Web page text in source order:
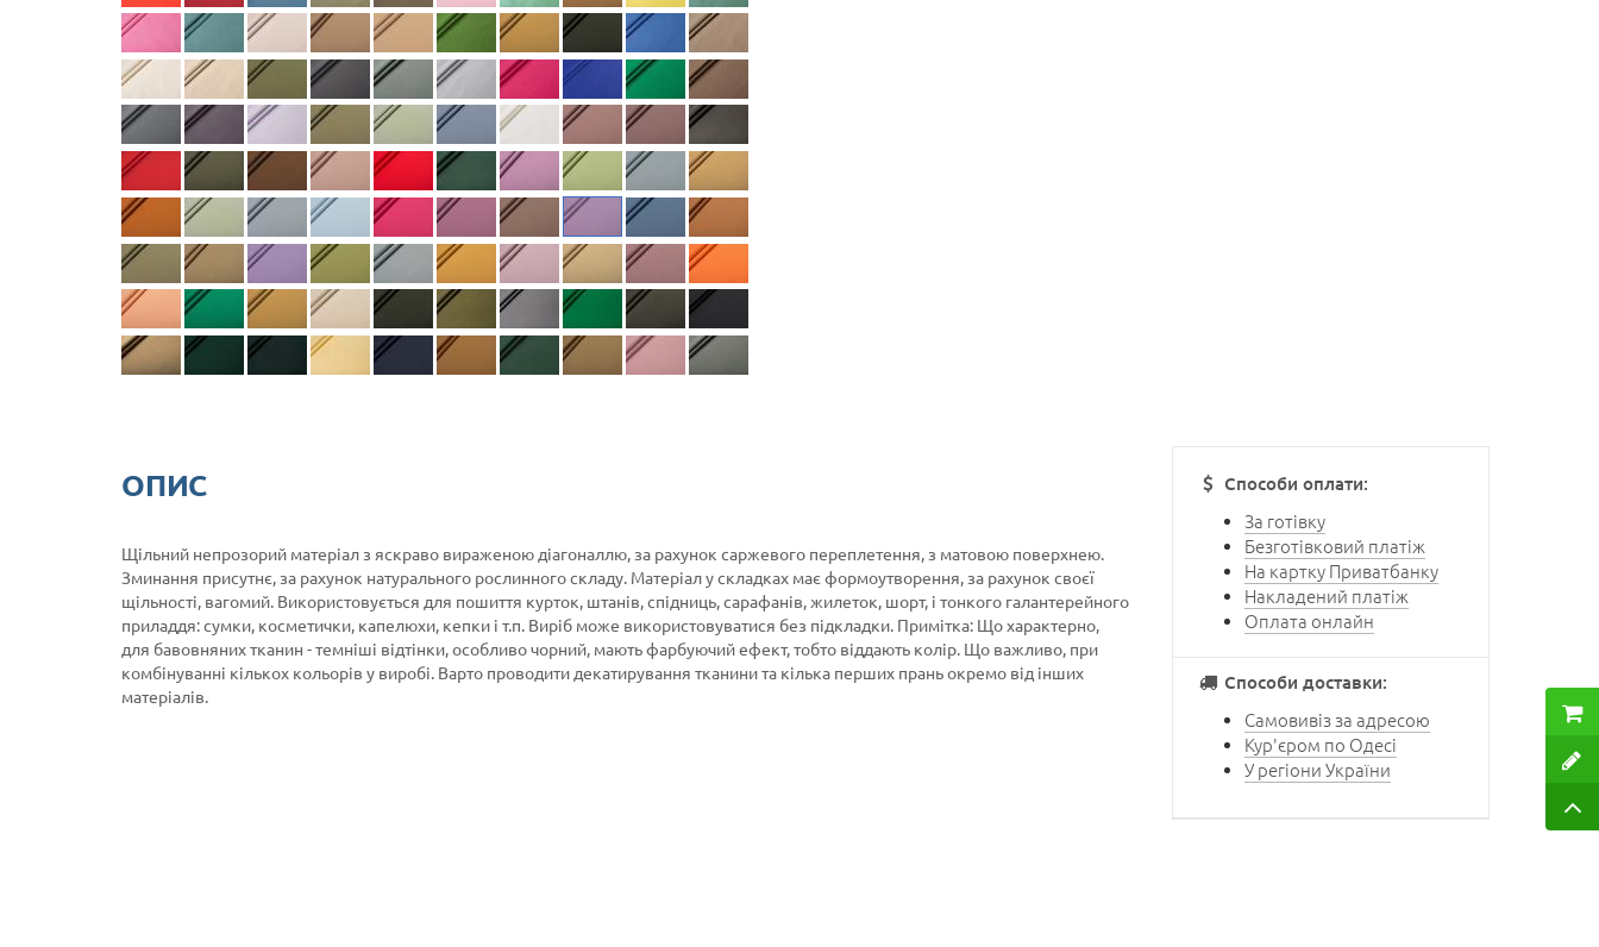
ОПИС
Щільний непрозорий матеріал з яскраво вираженою діагоналлю, за рахунок саржевого переплетення, з матовою поверхнею.
Зминання присутнє, за рахунок натурального рослинного складу. Матеріал у складках має формоутворення, за рахунок своєї
щільності, вагомий. Використовується для пошиття курток, штанів, спідниць, сарафанів, жилеток, шорт, і тонкого галантерейного
приладдя: сумки, косметички, капелюхи, кепки і т.п. Виріб може використовуватися без підкладки. Примітка: Що характерно,
для бавовняних тканин - темніші відтінки, особливо чорний, мають фарбуючий ефект, тобто віддають колір. Що важливо, при
комбінуванні кількох кольорів у виробі. Варто проводити декатирування тканини та кілька перших прань окремо від інших
матеріалів.
Способи оплати:
За готівку
Безготівковий платіж
На картку Приватбанку
Накладений платіж
Оплата онлайн
Способи доставки:
Самовивіз за адресою
Кур'єром по Одесі
У регіони України